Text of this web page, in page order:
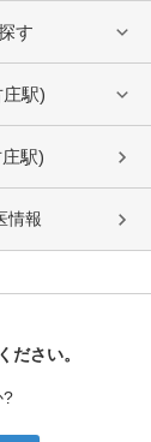
す
駅)
駅)
情報
ださい。
?